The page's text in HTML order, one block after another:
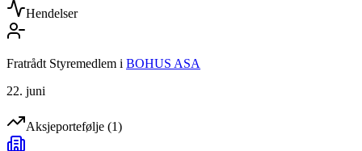
Hendelser
Fratrådt Styremedlem i BOHUS ASA
22. juni
Aksjeportefølje (1)